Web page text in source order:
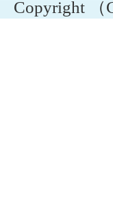
Copyright （